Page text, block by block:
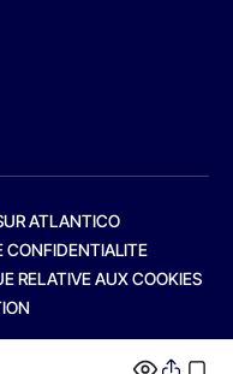
ATLANTICO
CONFIDENTIALITE
RELATIVE AUX COOKIES